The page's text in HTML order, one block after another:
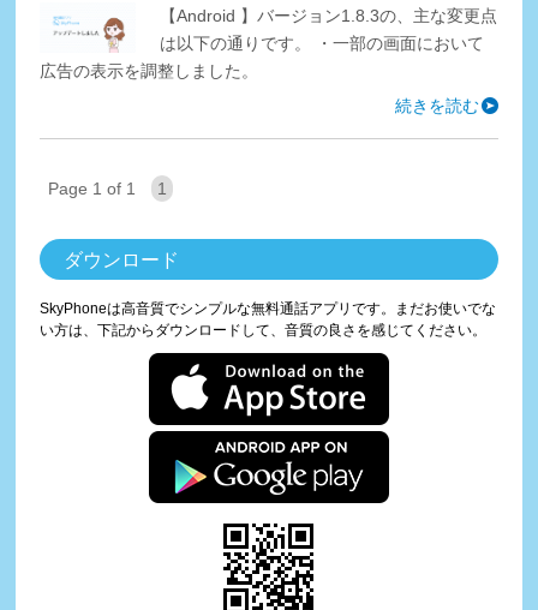
【Android 】バージョン1.8.3の、主な変更点
は以下の通りです。 ・一部の画面において
広告の表示を調整しました。
続きを読む
Page 1 of 1 1
ダウンロード
SkyPhoneは高音質でシンプルな無料通話アプリです。まだお使いでな
い方は、下記からダウンロードして、音質の良さを感じてください。